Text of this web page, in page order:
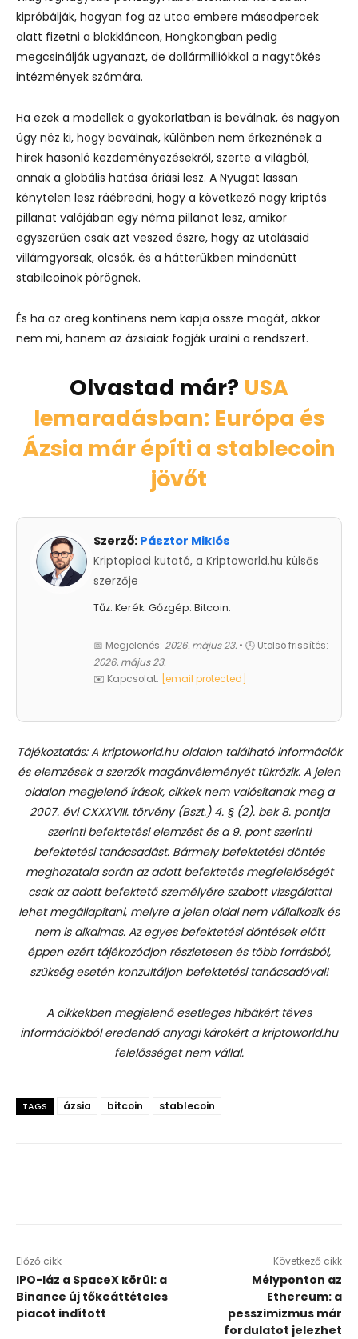
kipróbálják, hogyan fog az utca embere másodpercek
alatt fizetni a blokkláncon, Hongkongban pedig
megcsinálják ugyanazt, de dollármilliókkal a nagytőkés
intézmények számára.
Ha ezek a modellek a gyakorlatban is beválnak, és nagyon
úgy néz ki, hogy beválnak, különben nem érkeznének a
hírek hasonló kezdeményezésekről, szerte a világból,
annak a globális hatása óriási lesz. A Nyugat lassan
kénytelen lesz ráébredni, hogy a következő nagy kriptós
pillanat valójában egy néma pillanat lesz, amikor
egyszerűen csak azt veszed észre, hogy az utalásaid
villámgyorsak, olcsók, és a hátterükben mindenütt
stabilcoinok pörögnek.
És ha az öreg kontinens nem kapja össze magát, akkor
nem mi, hanem az ázsiaiak fogják uralni a rendszert.
Olvastad már? USA
lemaradásban: Európa és
Ázsia már építi a stablecoin
jövőt
Szerző: Pásztor Miklós
Kriptopiaci kutató, a Kriptoworld.hu külsős
szerzője
Tűz. Kerék. Gőzgép. Bitcoin.
📅 Megjelenés: 2026. május 23. • 🕓 Utolsó frissítés:
2026. május 23.
✉️ Kapcsolat:
[email protected]
Tájékoztatás: A kriptoworld.hu oldalon található információk
és elemzések a szerzők magánvéleményét tükrözik. A jelen
oldalon megjelenő írások, cikkek nem valósítanak meg a
2007. évi CXXXVIII. törvény (Bszt.) 4. § (2). bek 8. pontja
szerinti befektetési elemzést és a 9. pont szerinti
befektetési tanácsadást. Bármely befektetési döntés
meghozatala során az adott befektetés megfelelőségét
csak az adott befektető személyére szabott vizsgálattal
lehet megállapítani, melyre a jelen oldal nem vállalkozik és
nem is alkalmas. Az egyes befektetési döntések előtt
éppen ezért tájékozódjon részletesen és több forrásból,
szükség esetén konzultáljon befektetési tanácsadóval!
A cikkekben megjelenő esetleges hibákért téves
információkból eredendő anyagi károkért a kriptoworld.hu
felelősséget nem vállal.
TAGS ázsia bitcoin stablecoin
Előző cikk
IPO-láz a SpaceX körül: a
Binance új tőkeáttételes
piacot indított
Következő cikk
Mélyponton az
Ethereum: a
pesszimizmus már
fordulatot jelezhet